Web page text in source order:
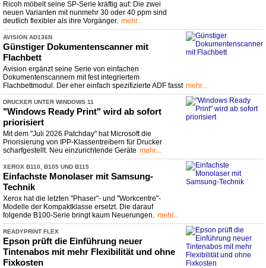
Ricoh möbelt seine SP-Serie kräftig auf: Die zwei
neuen Varianten mit nunmehr 30 oder 40 ppm sind
deutlich flexibler als ihre Vorgänger. mehr...
AVISION AD136N
Günstiger Dokumentenscanner mit
Flachbett
Avision ergänzt seine Serie von einfachen
Dokumentenscannern mit fest integriertem
Flachbettmodul. Der eher einfach spezifizierte ADF fasst mehr...
DRUCKER UNTER WINDOWS 11
"Windows Ready Print" wird ab sofort
priorisiert
Mit dem "Juli 2026 Patchday" hat Microsoft die
Priorisierung von IPP-Klassentreibern für Drucker
scharfgestellt. Neu einzurichtende Geräte mehr...
XEROX B110, B105 UND B115
Einfachste Monolaser mit Samsung-
Technik
Xerox hat die letzten "Phaser"- und "Workcentre"-
Modelle der Kompaktklasse ersetzt. Die darauf
folgende B100-Serie bringt kaum Neuerungen.
mehr...
READYPRINT FLEX
Epson prüft die Einführung neuer
Tintenabos mit mehr Flexibilität und ohne
Fixkosten